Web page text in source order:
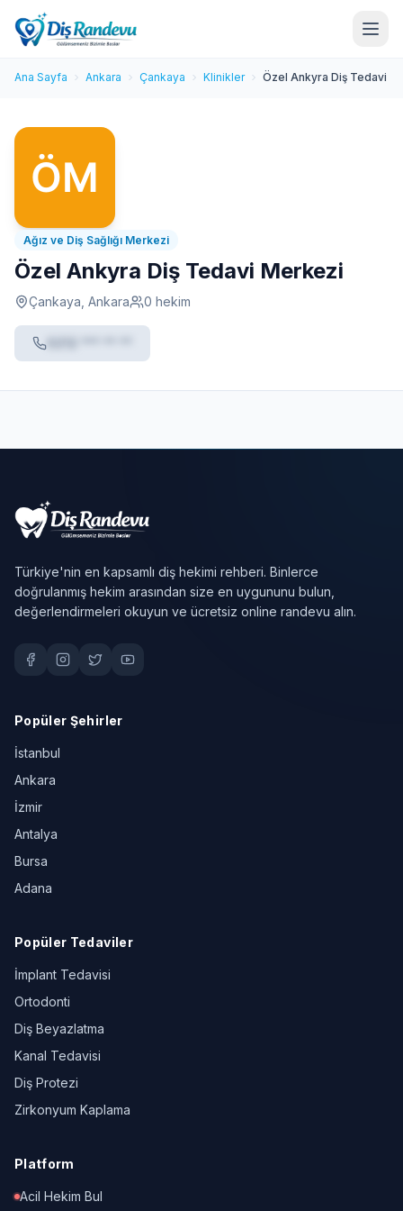
Ana Sayfa Ankara Çankaya Klinikler Özel Ankyra Diş Tedavi
Ağız ve Diş Sağlığı Merkezi
Özel Ankyra Diş Tedavi Merkezi
Çankaya, Ankara 0 hekim
Türkiye'nin en kapsamlı diş hekimi rehberi. Binlerce
doğrulanmış hekim arasından size en uygununu bulun,
değerlendirmeleri okuyun ve ücretsiz online randevu alın.
Popüler Şehirler
İstanbul
Ankara
İzmir
Antalya
Bursa
Adana
Popüler Tedaviler
İmplant Tedavisi
Ortodonti
Diş Beyazlatma
Kanal Tedavisi
Diş Protezi
Zirkonyum Kaplama
Platform
Acil Hekim Bul